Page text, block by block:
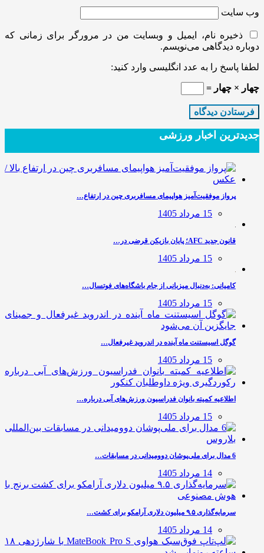
وب‌ سایت
ذخیره نام، ایمیل و وبسایت من در مرورگر برای زمانی که
دوباره دیدگاهی می‌نویسم.
لطفا پاسخ را به عدد انگلیسی وارد کنید:
چهار × چهار =
جدیدترین‌ اخبار ورزشی
پرواز موفقیت‌آمیز هواپیمای مسافربری چین در ارتفاع…
15 مرداد 1405
قانون جدید AFC؛ پایان بازیکن قرضی در…
15 مرداد 1405
کامیانی: به‌دنبال میزبانی از جام باشگاه‌های فوتسال…
15 مرداد 1405
گوگل اسیستنت ماه آینده در اندروید غیرفعال…
15 مرداد 1405
اطلاعیه کمیته بانوان فدراسیون ورزش‌های آبی درباره…
15 مرداد 1405
6 مدال برای ملی‌پوشان دوومیدانی در مسابقات…
14 مرداد 1405
سرمایه‌گذاری ۹.۵ میلیون دلاری آرامکو برای کشت…
14 مرداد 1405